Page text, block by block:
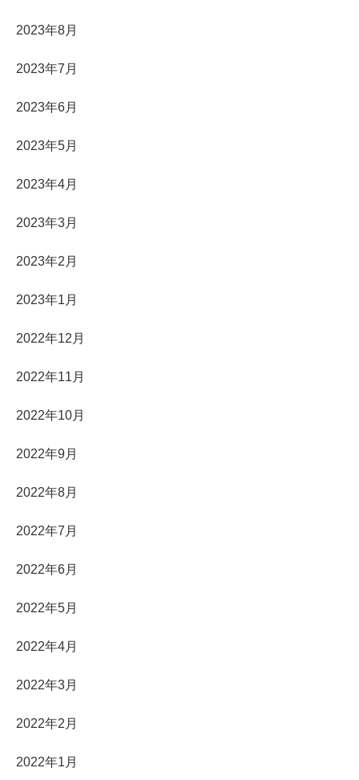
2023年8月
2023年7月
2023年6月
2023年5月
2023年4月
2023年3月
2023年2月
2023年1月
2022年12月
2022年11月
2022年10月
2022年9月
2022年8月
2022年7月
2022年6月
2022年5月
2022年4月
2022年3月
2022年2月
2022年1月